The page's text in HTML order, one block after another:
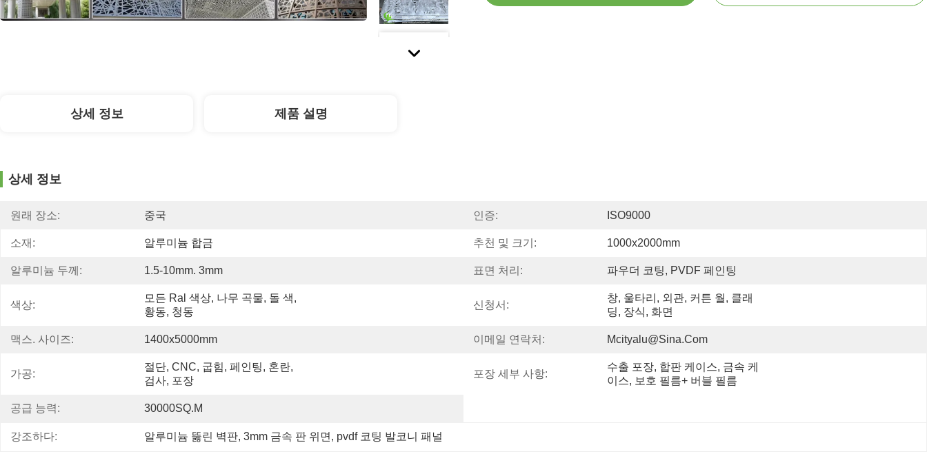
상세 정보 제품 설명
상세 정보
원래 장소: 중국 인증: ISO9000
소재: 알루미늄 합금 추천 및 크기: 1000x2000mm
알루미늄 두께: 1.5-10mm. 3mm 표면 처리: 파우더 코팅, PVDF 페인팅
색상:
모든 Ral 색상, 나무 곡물, 돌 색,
황동, 청동
신청서:
창, 울타리, 외관, 커튼 월, 클래
딩, 장식, 화면
맥스. 사이즈: 1400x5000mm 이메일 연락처: Mcityalu@sina.com
가공:
절단, CNC, 굽힘, 페인팅, 혼란,
검사, 포장
포장 세부 사항:
수출 포장, 합판 케이스, 금속 케
이스, 보호 필름+ 버블 필름
공급 능력: 30000SQ.M
강조하다: 알루미늄 뚫린 벽판, 3mm 금속 판 위면 , pvdf 코팅 발코니 패널